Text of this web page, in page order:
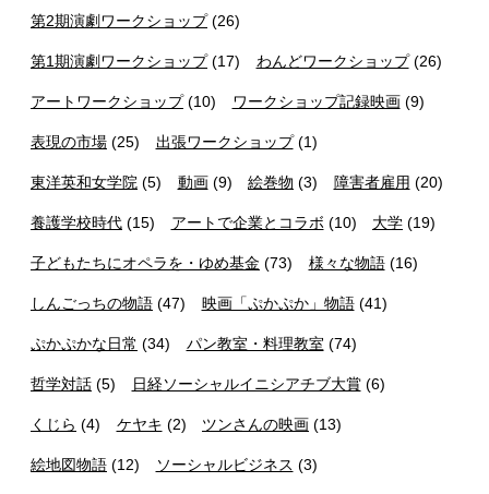
第2期演劇ワークショップ(26)
第1期演劇ワークショップ(17) わんどワークショップ(26)
アートワークショップ(10) ワークショップ記録映画(9)
表現の市場 (25) 出張ワークショップ(1)
東洋英和女学院 (5) 動画(9) 絵巻物 (3) 障害者雇用 (20)
養護学校時代 (15) アートで企業とコラボ (10) 大学 (19)
子どもたちにオペラを・ゆめ基金 (73) 様々な物語(16)
しんごっちの物語 (47) 映画「ぷかぷか」物語(41)
ぷかぷかな日常 (34) パン教室・料理教室 (74)
哲学対話 (5) 日経ソーシャルイニシアチブ大賞(6)
くじら (4) ケヤキ (2) ツンさんの映画 (13)
絵地図物語 (12) ソーシャルビジネス (3)